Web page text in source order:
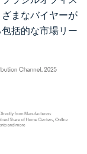
まなバイヤーが
括的な市場リー